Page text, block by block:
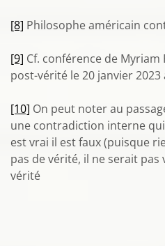
[8] Philosophe américain
[9] Cf. conférence de Myriam
post-vérité le 20 janvier 2023
[10] On peut noter au
une contradiction interne
est vrai il est faux (puisque
pas de vérité, il ne serait pas
vérité